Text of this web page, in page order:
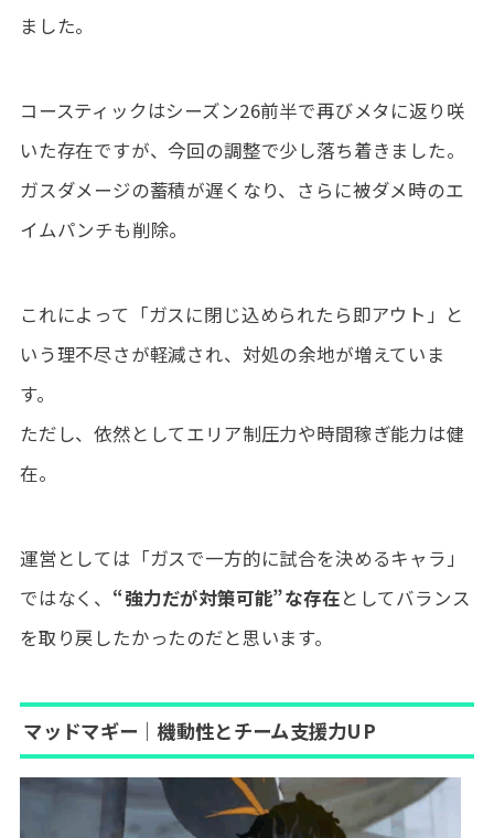
ました。
コースティックはシーズン26前半で再びメタに返り咲
いた存在ですが、今回の調整で少し落ち着きました。
ガスダメージの蓄積が遅くなり、さらに被ダメ時のエ
イムパンチも削除。
これによって「ガスに閉じ込められたら即アウト」と
いう理不尽さが軽減され、対処の余地が増えていま
す。
ただし、依然としてエリア制圧力や時間稼ぎ能力は健
在。
運営としては「ガスで一方的に試合を決めるキャラ」
ではなく、 “強力だが対策可能”な存在としてバランス
を取り戻したかったのだと思います。
マッドマギー｜機動性とチーム支援力UP